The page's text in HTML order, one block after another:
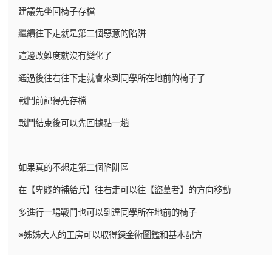
建議先坐回椅子存檔
繼續往下走就是第二個惡意的陷阱
這邊改難度就沒有變化了
通過後往右往下走就會來到同學所在地前的椅子了
戰鬥前記得先存檔
戰鬥結束後可以先回據點一趟
如果真的不想走第二個陷阱區
在【卑賤的補給兵】往右走可以往【盜墓者】的方向移動
多進行一場戰鬥也可以到達同學所在地前的椅子
※姊姊大人的工房可以取得鍊金術圖鑑和基本配方